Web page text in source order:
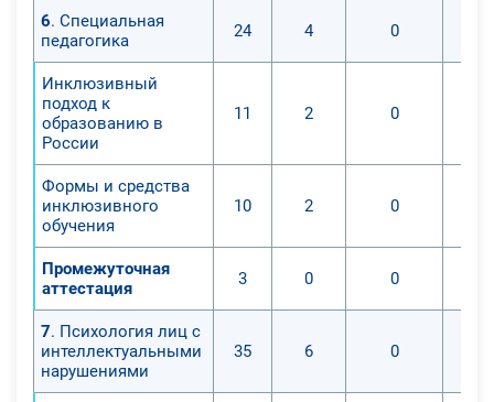
6. Специальная
педагогика
24 4 0
Инклюзивный
подход к
образованию в
России
11 2 0
Формы и средства
инклюзивного
обучения
10 2 0
Промежуточная
аттестация
3 0 0
7. Психология лиц с
интеллектуальными
нарушениями
35 6 0